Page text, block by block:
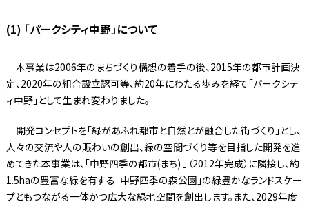
(1) 「パークシティ中野」について
本事業は2006年のまちづくり構想の着手の後、2015年の都市計画決
定、2020年の組合設立認可等、約20年にわたる歩みを経て「パークシテ
ィ中野」として生まれ変わりました。
開発コンセプトを「緑があふれ都市と自然とが融合した街づくり」とし、
人々の交流や人の賑わいの創出、緑の空間づくり等を目指した開発を進
めてきた本事業は、「中野四季の都市(まち) 」（2012年完成）に隣接し、約
1.5haの豊富な緑を有する「中野四季の森公園」の緑豊かなランドスケー
プともつながる一体かつ広大な緑地空間を創出します。また、2029年度